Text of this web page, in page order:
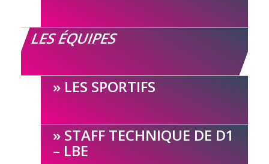
LES ÉQUIPES
LES SPORTIFS
STAFF TECHNIQUE DE D1
– LBE